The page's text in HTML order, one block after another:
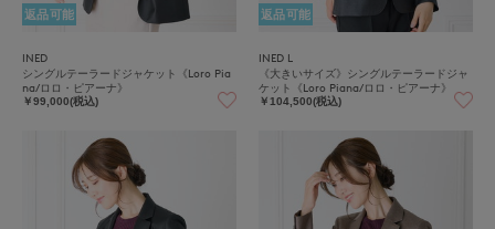
返品可能
INED
シングルテーラードジャケット《Loro Pia
na/ロロ・ピアーナ》
￥99,000(税込)
返品可能
INED L
《大きいサイズ》シングルテーラードジャ
ケット《Loro Piana/ロロ・ピアーナ》
￥104,500(税込)